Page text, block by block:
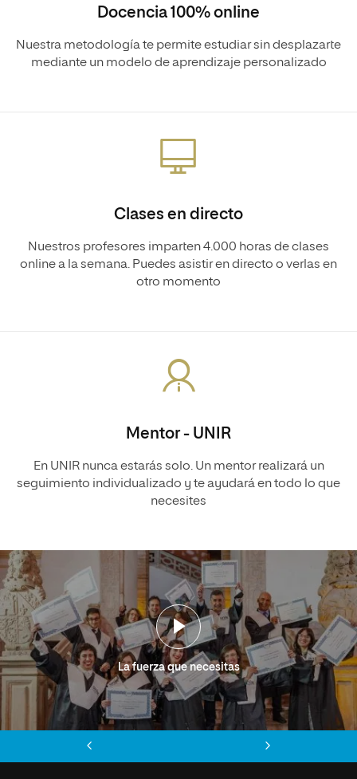
Docencia 100% online
Nuestra metodología te permite estudiar sin desplazarte
mediante un modelo de aprendizaje personalizado
Clases en directo
Nuestros profesores imparten 4.000 horas de clases
online a la semana. Puedes asistir en directo o verlas en
otro momento
Mentor - UNIR
En UNIR nunca estarás solo. Un mentor realizará un
seguimiento individualizado y te ayudará en todo lo que
necesites
La fuerza que necesitas